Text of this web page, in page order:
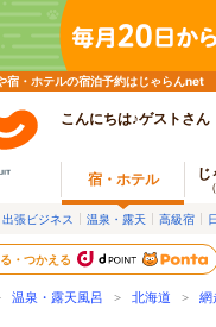
宿・ホテルの宿泊予約はじゃらんnet
こんにちは♪ゲストさん
宿・ホテル じ
出張ビジネス 温泉・露天 高級宿
・つかえる
温泉・露天風呂 > 北海道 > 網